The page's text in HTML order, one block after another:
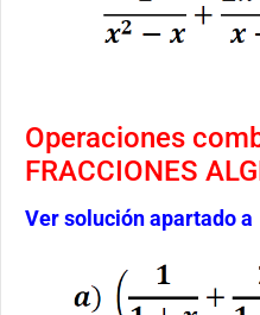
Operaciones
FRACCIONES
Ver solución apartado a